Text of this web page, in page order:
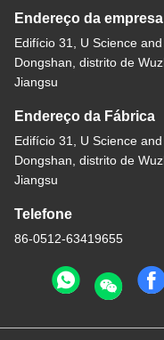
Endereço da empresa
Edifício 31, U Science
Dongshan, distrito de
Jiangsu
Endereço da Fábrica
Edifício 31, U Science
Dongshan, distrito de
Jiangsu
Telefone
86-0512-63419655